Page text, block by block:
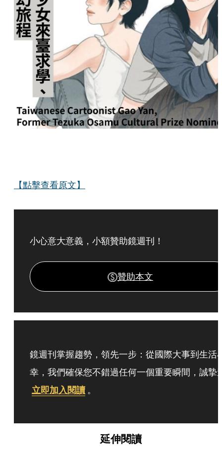
【點擊查看原文】
小心意大意義，小額贊助鏡週刊！
贊助本文
鏡週刊掌握趨勢，領先一步：從國際大事到生活
幸，我們確保您不錯過任何一個重要瞬間，誠摯
立即加入閱讀 。
延伸閱讀